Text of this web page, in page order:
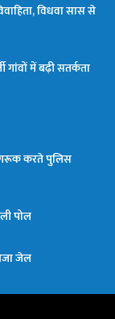
विधवा सास से
में बढ़ी सतर्कता
करते पुलिस
पोल
जेल